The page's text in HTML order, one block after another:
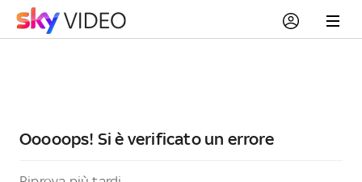
Ooooops! Si è verificato un errore